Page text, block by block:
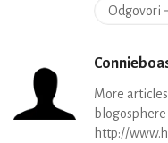
Odgovori
More
blogosphere
http://